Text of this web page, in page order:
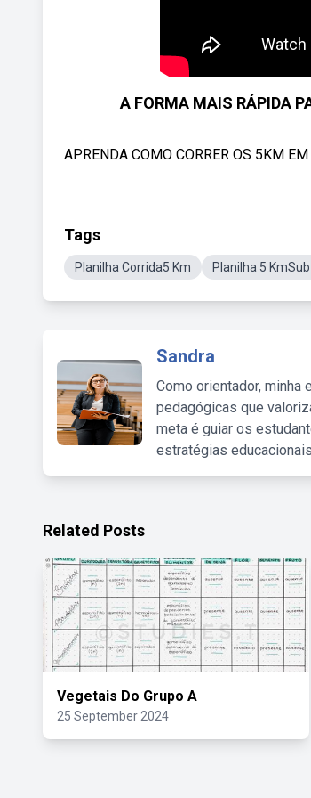
A FORMA MAIS RÁPIDA
APRENDA COMO CORRER OS 5KM
Tags
Planilha Corrida5 Km Planilha 5
Sandra
Como orientador,
pedagógicas que
meta é guiar os
estratégias
Related Posts
Vegetais Do Grupo A
25 September 2024